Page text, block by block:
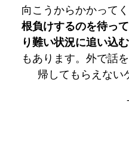
向こうからかかって
根負けするのを待っ
り難い状況に追い込
もあります。外で話
帰してもらえない